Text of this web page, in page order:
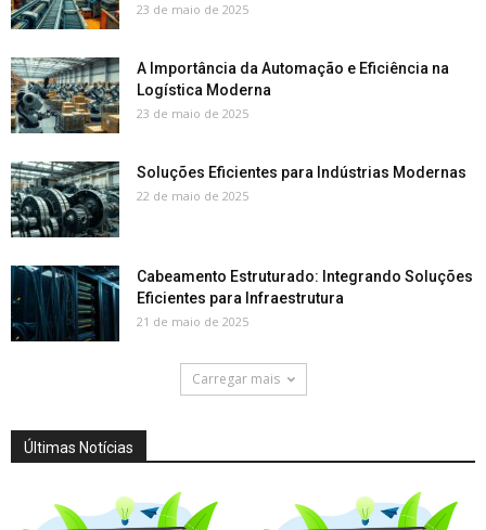
23 de maio de 2025
A Importância da Automação e Eficiência na
Logística Moderna
23 de maio de 2025
Soluções Eficientes para Indústrias Modernas
22 de maio de 2025
Cabeamento Estruturado: Integrando Soluções
Eficientes para Infraestrutura
21 de maio de 2025
Carregar mais
Últimas Notícias